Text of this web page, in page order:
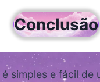
Conclusão
simples e fácil de